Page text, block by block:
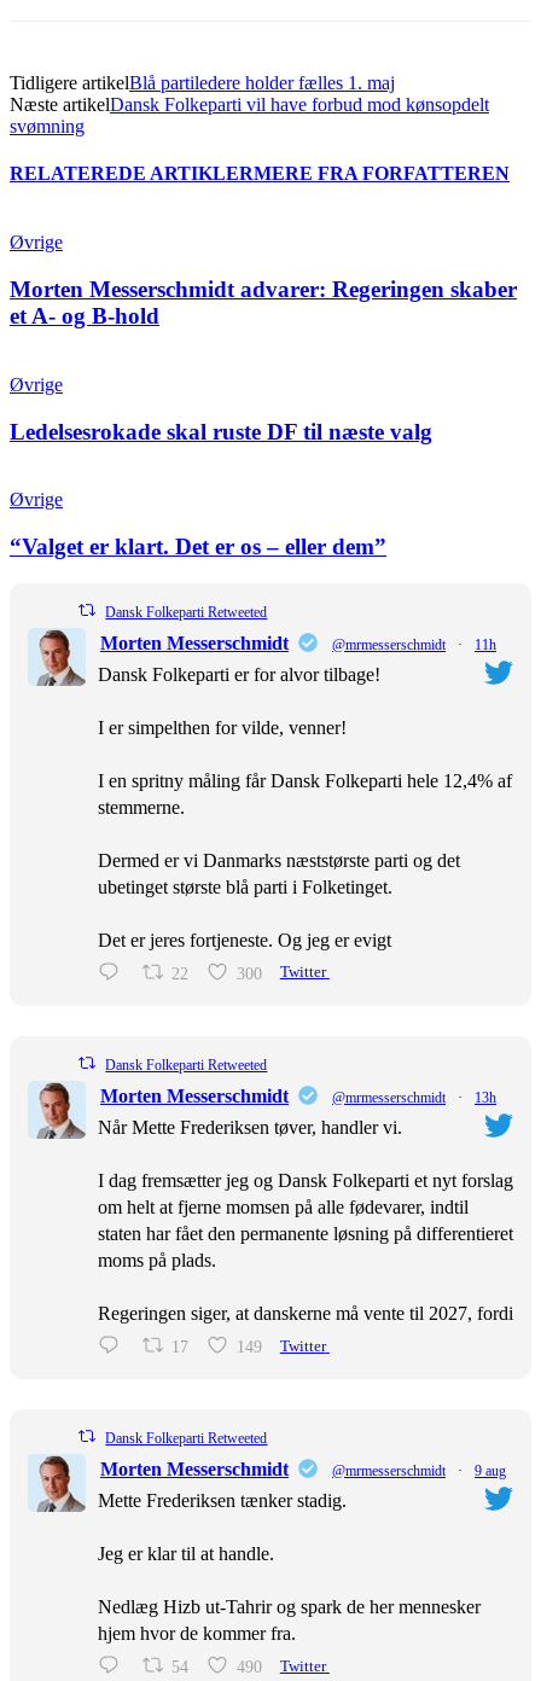
Tidligere artikelBlå partiledere holder fælles 1. maj
Næste artikelDansk Folkeparti vil have forbud mod kønsopdelt
svømning
RELATEREDE ARTIKLERMERE FRA FORFATTEREN
Øvrige
Morten Messerschmidt advarer: Regeringen skaber
et A- og B-hold
Øvrige
Ledelsesrokade skal ruste DF til næste valg
Øvrige
“Valget er klart. Det er os – eller dem”
Dansk Folkeparti Retweeted
Morten Messerschmidt @mrmesserschmidt · 11h
Dansk Folkeparti er for alvor tilbage!
I er simpelthen for vilde, venner!
I en spritny måling får Dansk Folkeparti hele 12,4% af
stemmerne.
Dermed er vi Danmarks næststørste parti og det
ubetinget største blå parti i Folketinget.
Det er jeres fortjeneste. Og jeg er evigt
22 300 Twitter
Dansk Folkeparti Retweeted
Morten Messerschmidt @mrmesserschmidt · 13h
Når Mette Frederiksen tøver, handler vi.
I dag fremsætter jeg og Dansk Folkeparti et nyt forslag
om helt at fjerne momsen på alle fødevarer, indtil
staten har fået den permanente løsning på differentieret
moms på plads.
Regeringen siger, at danskerne må vente til 2027, fordi
17 149 Twitter
Dansk Folkeparti Retweeted
Morten Messerschmidt @mrmesserschmidt · 9 aug
Mette Frederiksen tænker stadig.
Jeg er klar til at handle.
Nedlæg Hizb ut-Tahrir og spark de her mennesker
hjem hvor de kommer fra.
54 490 Twitter